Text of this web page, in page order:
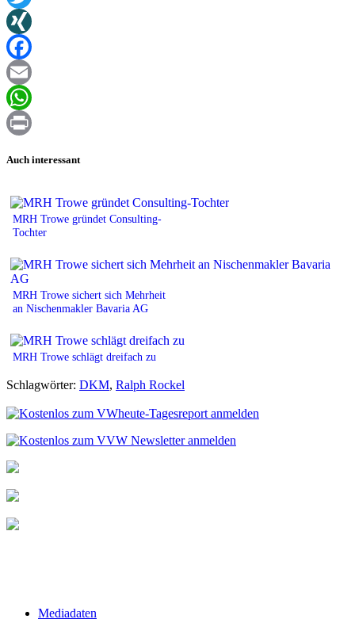
Twitter
XING
Facebook
Email
WhatsApp
Auch interessant
MRH Trowe gründet Consulting-
Tochter
MRH Trowe sichert sich Mehrheit
an Nischenmakler Bavaria AG
MRH Trowe schlägt dreifach zu
Schlagwörter: DKM, Ralph Rockel
Mediadaten